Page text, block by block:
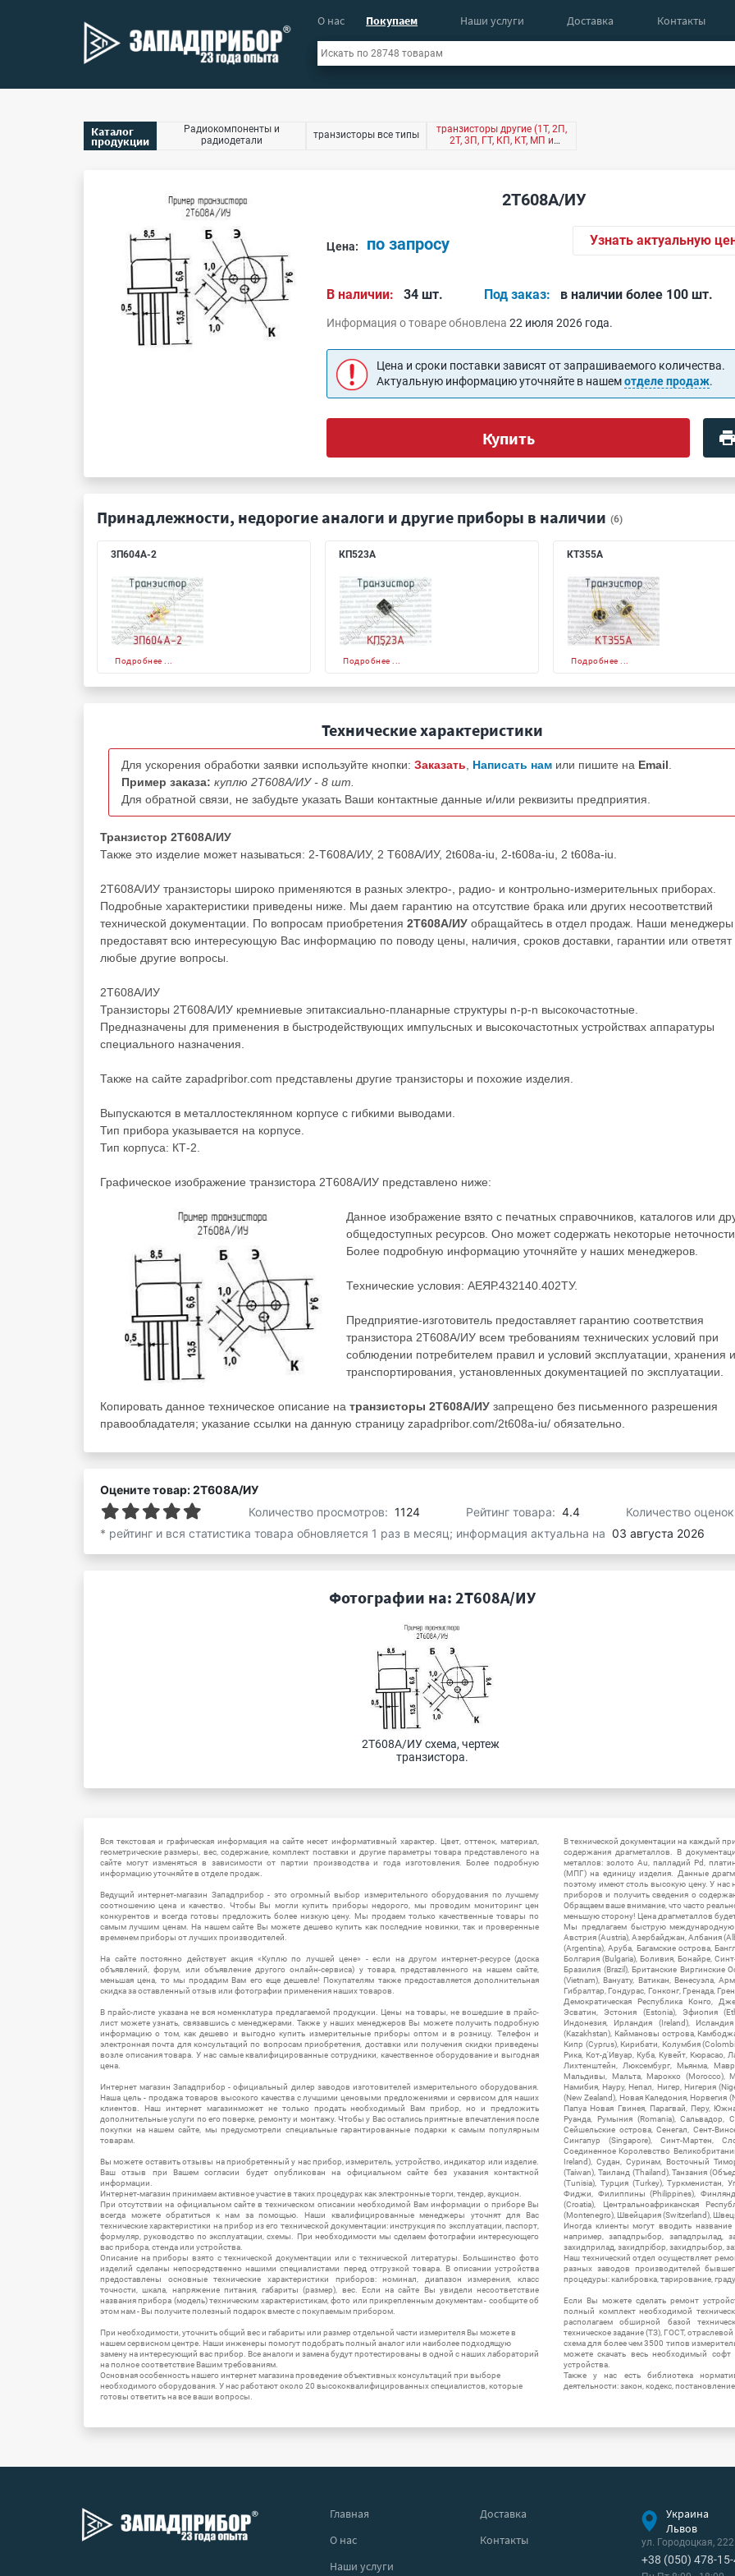
О нас Покупаем Наши услуги Доставка Контакты
Каталог
продукции
Радиокомпоненты и
радиодетали
транзисторы все типы
транзисторы другие (1Т, 2П,
2Т, 3П, ГТ, КП, КТ, МП и
2Т608А/ИУ
Цена: по запросу Узнать актуальную
В наличии: 34 шт. Под заказ: в наличии более 100 шт.
Информация о товаре обновлена22 июля 2026 года.
Цена и сроки поставки зависят от запрашиваемого количества.
Актуальную информацию уточняйте в нашемотделе продаж.
Купить
Принадлежности, недорогие аналоги и другие приборы в наличии (6)
3П604А-2
Подробнее ...
КП523А
Подробнее ...
КТ355А
Подробнее ...
Технические характеристики
Для ускорения обработки заявки используйте кнопки: Заказать Написать нам или пишите на Email
Пример заказа: куплю 2Т608А/ИУ - 8 шт.
Для обратной связи, не забудьте указать Ваши контактные данные и/или реквизиты предприятия.
Транзистор 2Т608А/ИУ
Также это изделие может называться: 2-Т608А/ИУ, 2 Т608А/ИУ, 2t608a-iu, 2-t608a-iu, 2 t608a-iu.
2Т608А/ИУ транзисторы широко применяются в разных электро-, радио- и контрольно-измерительных приборах.
Подробные характеристики приведены ниже. Мы даем гарантию на отсутствие брака или других несоответствий
технической документации. По вопросам приобретения 2Т608А/ИУ обращайтесь в отдел продаж. Наши менеджеры
предоставят всю интересующую Вас информацию по поводу цены, наличия, сроков доставки, гарантии или ответят
любые другие вопросы.
2Т608А/ИУ
Транзисторы 2Т608А/ИУ кремниевые эпитаксиально-планарные структуры n-p-n высокочастотные.
Предназначены для применения в быстродействующих импульсных и высокочастотных устройствах аппаратуры
специального назначения.
Также на сайте zapadpribor.com представлены другие транзисторы и похожие изделия.
Выпускаются в металлостеклянном корпусе с гибкими выводами.
Тип прибора указывается на корпусе.
Тип корпуса: КТ-2.
Графическое изображение транзистора 2Т608А/ИУ представлено ниже:
Данное изображение взято с печатных справочников, каталогов или
общедоступных ресурсов. Оно может содержать некоторые неточности.
Более подробную информацию уточняйте у наших менеджеров.
Технические условия: АЕЯР.432140.402ТУ.
Предприятие-изготовитель предоставляет гарантию соответствия
транзистора 2Т608А/ИУ всем требованиям технических условий при
соблюдении потребителем правил и условий эксплуатации, хранения и
транспортирования, установленных документацией по эксплуатации.
Копировать данное техническое описание на транзисторы 2Т608А/ИУ запрещено без письменного разрешения
правообладателя; указание ссылки на данную страницу zapadpribor.com/2t608a-iu/ обязательно.
Оцените товар: 2Т608А/ИУ
Количество просмотров: 1124 Рейтинг товара: 4.4 Количество
* рейтинг и вся статистика товара обновляется 1 раз в месяц; информация актуальна на 03 августа 2026
Фотографии на: 2Т608А/ИУ
2Т608А/ИУ схема, чертеж
транзистора.
Вся текстовая и графическая информация на сайте несет информативный характер. Цвет, оттенок, материал,
геометрические размеры, вес, содержание, комплект поставки и другие параметры товара представленого на
сайте могут изменяться в зависимости от партии производства и года изготовления. Более подробную
информацию уточняйте в отделе продаж.
Ведущий интернет-магазин Западприбор - это огромный выбор измерительного оборудования по лучшему
соотношению цена и качество. Чтобы Вы могли купить приборы недорого, мы проводим мониторинг цен
конкурентов и всегда готовы предложить более низкую цену. Мы продаем только качественные товары по
самым лучшим ценам. На нашем сайте Вы можете дешево купить как последние новинки, так и проверенные
временем приборы от лучших производителей.
На сайте постоянно действует акция «Куплю по лучшей цене» - если на другом интернет-ресурсе (доска
объявлений, форум, или объявление другого онлайн-сервиса) у товара, представленного на нашем сайте,
меньшая цена, то мы продадим Вам его еще дешевле! Покупателям также предоставляется дополнительная
скидка за оставленный отзыв или фотографии применения наших товаров.
В прайс-листе указана не вся номенклатура предлагаемой продукции. Цены на товары, не вошедшие в прайс-
лист можете узнать, связавшись с менеджерами. Также у наших менеджеров Вы можете получить подробную
информацию о том, как дешево и выгодно купить измерительные приборы оптом и в розницу. Телефон и
электронная почта для консультаций по вопросам приобретения, доставки или получения скидки приведены
возле описания товара. У нас самые квалифицированные сотрудники, качественное оборудование и выгодная
цена.
Интернет магазин Западприбор - официальный дилер заводов изготовителей измерительного оборудования.
Наша цель - продажа товаров высокого качества с лучшими ценовыми предложениями и сервисом для наших
клиентов. Наш интернет магазинможет не только продать необходимый Вам прибор, но и предложить
дополнительные услуги по его поверке, ремонту и монтажу. Чтобы у Вас остались приятные впечатления после
покупки на нашем сайте, мы предусмотрели специальные гарантированные подарки к самым популярным
товарам.
Вы можете оставить отзывы на приобретенный у нас прибор, измеритель, устройство, индикатор или изделие.
Ваш отзыв при Вашем согласии будет опубликован на официальном сайте без указания контактной
информации.
Интернет-магазин принимаем активное участие в таких процедурах как электронные торги, тендер, аукцион.
При отсутствии на официальном сайте в техническом описании необходимой Вам информации о приборе Вы
всегда можете обратиться к нам за помощью. Наши квалифицированные менеджеры уточнят для Вас
технические характеристики на прибор из его технической документации: инструкция по эксплуатации, паспорт,
формуляр, руководство по эксплуатации, схемы. При необходимости мы сделаем фотографии интересующего
вас прибора, стенда или устройства.
Описание на приборы взято с технической документации или с технической литературы. Большинство фото
изделий сделаны непосредственно нашими специалистами перед отгрузкой товара. В описании устройства
предоставлены основные технические характеристики приборов: номинал, диапазон измерения, класс
точности, шкала, напряжение питания, габариты (размер), вес. Если на сайте Вы увидели несоответствие
названия прибора (модель) техническим характеристикам, фото или прикрепленным документам - сообщите об
этом нам - Вы получите полезный подарок вместе с покупаемым прибором.
При необходимости, уточнить общий вес и габариты или размер отдельной части измерителя Вы можете в
нашем сервисном центре. Наши инженеры помогут подобрать полный аналог или наиболее подходящую
замену на интересующий вас прибор. Все аналоги и замена будут протестированы в одной с наших лабораторий
на полное соответствие Вашим требованиям.
Основная особенность нашего интернет магазина проведение объективных консультаций при выборе
необходимого оборудования. У нас работают около 20 высококвалифицированных специалистов, которые
готовы ответить на все ваши вопросы.
В технической документации на каждый
содержания драгметаллов. В
металлов: золото Au, палладий Pd,
(МПГ) на единицу изделия. Данные
поэтому имеют столь высокую цену. У нас
приборов и получить сведения о
Обращаем ваше внимание, что часто
меньшую сторону! Цена драгметаллов
Мы предлагаем быструю международную
Австрия (Austria), Азербайджан, Албания
(Argentina), Аруба, Багамские острова,
Болгария (Bulgaria), Боливия, Бонайре,
Бразилия (Brazil), Британские Виргинские
(Vietnam), Вануату, Ватикан, Венесуэла,
Гибралтар, Гондурас, Гонконг, Гренада,
Демократическая Республика Конго,
Эсватин, Эстония (Estonia), Эфиопия
Индонезия, Ирландия (Ireland),
(Kazakhstan), Каймановы острова,
Кипр (Cyprus), Кирибати, Колумбия
Рика, Кот-д'Ивуар, Куба, Кувейт, Кюрасао,
Лихтенштейн, Люксембург, Мьянма,
Мальдивы, Мальта, Марокко (Morocco),
Намибия, Науру, Непал, Нигер, Нигерия
(New Zealand), Новая Каледония, Норвегия
Папуа Новая Гвинея, Парагвай, Перу,
Руанда, Румыния (Romania), Сальвадор,
Сейшельские острова, Сенегал, Сент-
Сингапур (Singapore), Синт-Мартен,
Соединенное Королевство
Ireland), Судан, Суринам, Восточный
(Taiwan), Таиланд (Thailand), Танзания
(Tunisia), Турция (Turkey), Туркменистан,
Фиджи, Филиппины (Philippines),
(Croatia), Центральноафриканская
(Montenegro), Швейцария (Switzerland),
Иногда клиенты могут вводить
например, западпрыбор, западпрылад,
захидприлад, захидпрібор, захидпрыбор,
Наш технический отдел осуществляет
разных заводов производителей
процедуры: калибровка, тарирование,
Если Вы можете сделать ремонт
полный комплект необходимой
располагаем обширной базой
техническое задание (ТЗ), ГОСТ,
схема для более чем 3500 типов
можете скачать весь необходимый
устройства.
Также у нас есть библиотека
деятельности: закон, кодекс,
Главная
Доставка
О нас
Контакты
Наши услуги
Украина
Львов
ул. Городоцкая, 222
+38 (050) 478-